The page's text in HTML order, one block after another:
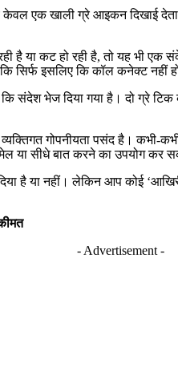
केवल एक खाली ग्रे आइकन दिखाई
है या कट हो रही है, तो यह भी
इसलिए कि कॉल कनेक्ट नहीं
भेज दिया गया है। दो ग्रे टिक
गोपनीयता पसंद है। कभी-
या सीधे बात करने का उपयोग कर
है या नहीं। लेकिन आप कोई
- Advertisement -